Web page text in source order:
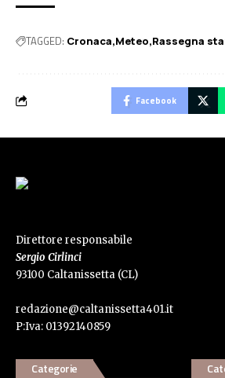
TAGGED: Cronaca Meteo Rassegna
Facebook
Direttore responsabile
Sergio Cirlinci
93100 Caltanissetta (CL)
redazione@caltanissetta401.it
P:Iva: 01392140859
Categorie